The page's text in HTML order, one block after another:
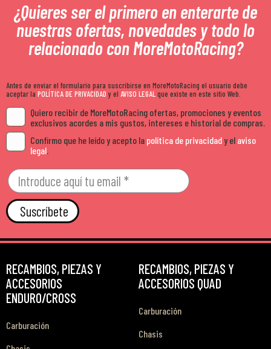
¿Quieres ser el primero en enterarte de
nuestras ofertas, novedades y todo lo
relacionado con MoreMotoRacing?
Antes de enviar el formulario para suscribirse en MoreMotoRacing el usuario debe
aceptar la POLÍTICA DE PRIVACIDADy el AVISO LEGALque existe en este sitio Web.
Quiero recibir de MoreMotoRacing ofertas, promociones y eventos
exclusivos acordes a mis gustos, intereses e historial de compras.
Confirmo que he leído y acepto la política de privacidady el aviso
legal.
Suscríbete
RECAMBIOS, PIEZAS Y
ACCESORIOS
ENDURO/CROSS
Carburación
RECAMBIOS, PIEZAS Y
ACCESORIOS QUAD
Carburación
Chasis